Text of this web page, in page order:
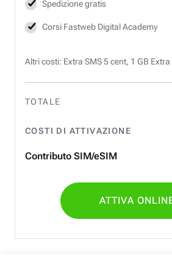
Spedizione gratis
Corsi Fastweb Digital Academy
Altri costi: Extra SMS 5 cent, 1 GB Extra
TOTALE
COSTI DI ATTIVAZIONE
Contributo SIM/eSIM
ATTIVA